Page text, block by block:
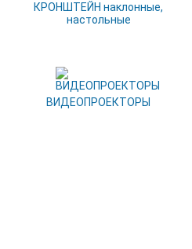
КРОНШТЕЙН наклонные,
настольные
ВИДЕОПРОЕКТОРЫ